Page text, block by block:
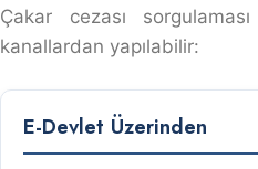
Çakar cezası
kanallardan yapılabilir:
E-Devlet Üzerinden